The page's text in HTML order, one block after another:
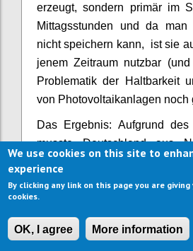
erzeugt, sondern primär im
Mittagsstunden und da
nicht speichern kann, ist sie
jenem Zeitraum nutzbar
Problematik der Haltbarkeit
von Photovoltaikanlagen noch
Das Ergebnis: Aufgrund des
musste Deutschland aus
allen voran Frankreich,
einkaufen und seine
hochfahren, was in Folge zu
Stromkosten für die
einem höheren CO2-Ausstoß
We use cookies on this site to
experience
By clicking any link on this page you are
cookies.
OK, I agree More information